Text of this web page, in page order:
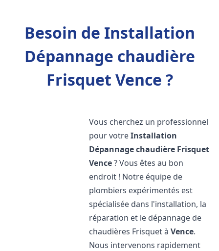
Besoin de Installation
Dépannage chaudière
Frisquet Vence ?
Vous cherchez un professionnel
pour votreInstallation
Dépannage chaudière Frisquet
Vence? Vous êtes au bon
endroit ! Notre équipe de
plombiers expérimentés est
spécialisée dans l'installation, la
réparation et le dépannage de
chaudières Frisquet àVence.
Nous intervenons rapidement